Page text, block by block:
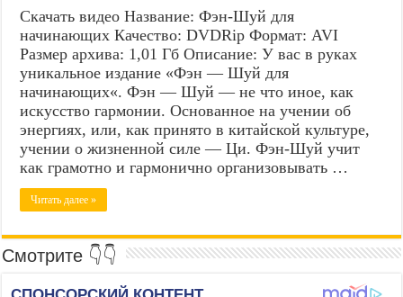
Скачать видео Название: Фэн-Шуй для
начинающих Качество: DVDRip Формат: AVI
Размер архива: 1,01 Гб Описание: У вас в руках
уникальное издание «Фэн — Шуй для
начинающих«. Фэн — Шуй — не что иное, как
искусство гармонии. Основанное на учении об
энергиях, или, как принято в китайской культуре,
учении о жизненной силе — Ци. Фэн-Шуй учит
как грамотно и гармонично организовывать …
Читать далее »
Смотрите 👇👇